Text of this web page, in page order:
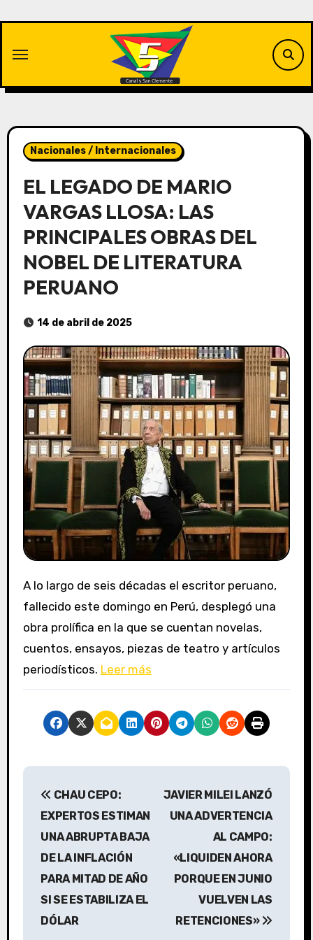
contenido
Nacionales / Internacionales
EL LEGADO DE MARIO
VARGAS LLOSA: LAS
PRINCIPALES OBRAS DEL
NOBEL DE LITERATURA
PERUANO
14 de abril de 2025
A lo largo de seis décadas el escritor peruano,
fallecido este domingo en Perú, desplegó una
obra prolífica en la que se cuentan novelas,
cuentos, ensayos, piezas de teatro y artículos
periodísticos. Leer más
N
CHAU CEPO:
EXPERTOS ESTIMAN
UNA ABRUPTA BAJA
DE LA INFLACIÓN
PARA MITAD DE AÑO
SI SE ESTABILIZA EL
DÓLAR
JAVIER MILEI LANZÓ
UNA ADVERTENCIA
AL CAMPO:
«LIQUIDEN AHORA
PORQUE EN JUNIO
VUELVEN LAS
RETENCIONES»